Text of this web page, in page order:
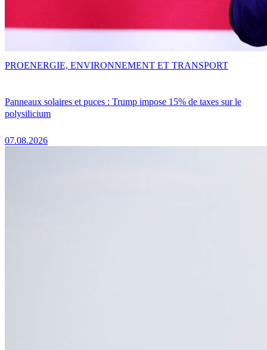
Panneaux solaires et puces : Trump impose 15% de taxes sur le
polysilicium
07.08.2026
PROENERGIE, ENVIRONNEMENT ET TRANSPORT